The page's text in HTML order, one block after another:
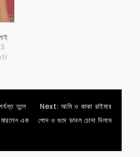
তুলে
মারলেন এক
Next: আমি ও কাকা রাইমার
পোদ ও গুদে ডাবল চোদা দিলাম